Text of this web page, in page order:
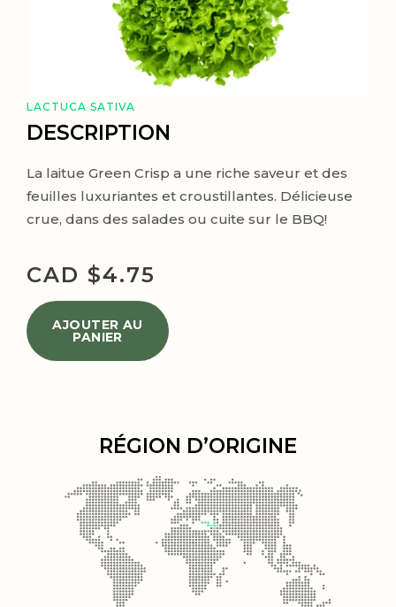
LACTUCA SATIVA
DESCRIPTION
La laitue Green Crisp a une riche saveur et des
feuilles luxuriantes et croustillantes. Délicieuse
crue, dans des salades ou cuite sur le BBQ!
CAD $4.75
AJOUTER AU
PANIER
RÉGION D’ORIGINE